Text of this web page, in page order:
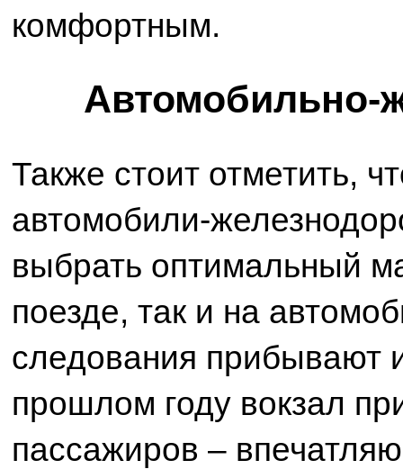
комфортным.
Автомобильно-
Также стоит отметить,
автомобили-
выбрать оптимальный
поезде, так и на
следования прибывают
прошлом году вокзал
пассажиров –